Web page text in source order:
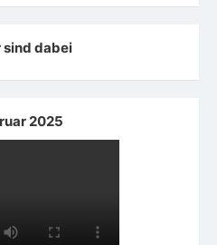
sind dabei
2025